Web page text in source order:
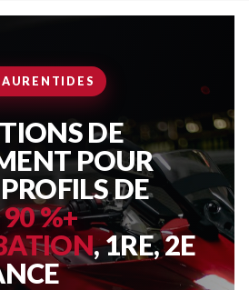
DE
POUR
DE
90 %+
, 1RE, 2E